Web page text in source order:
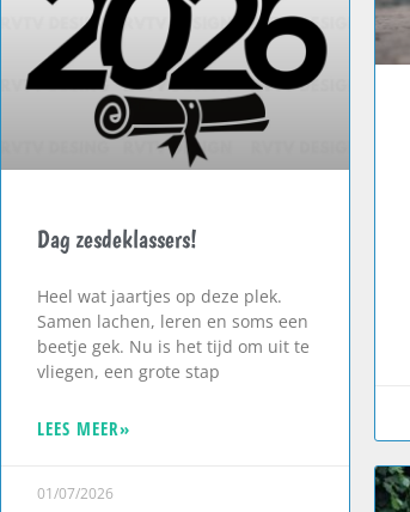
Dag zesdeklassers!
Heel wat jaartjes op deze plek.
Samen lachen, leren en soms een
beetje gek. Nu is het tijd om uit te
vliegen, een grote stap
LEES MEER»
01/07/2026